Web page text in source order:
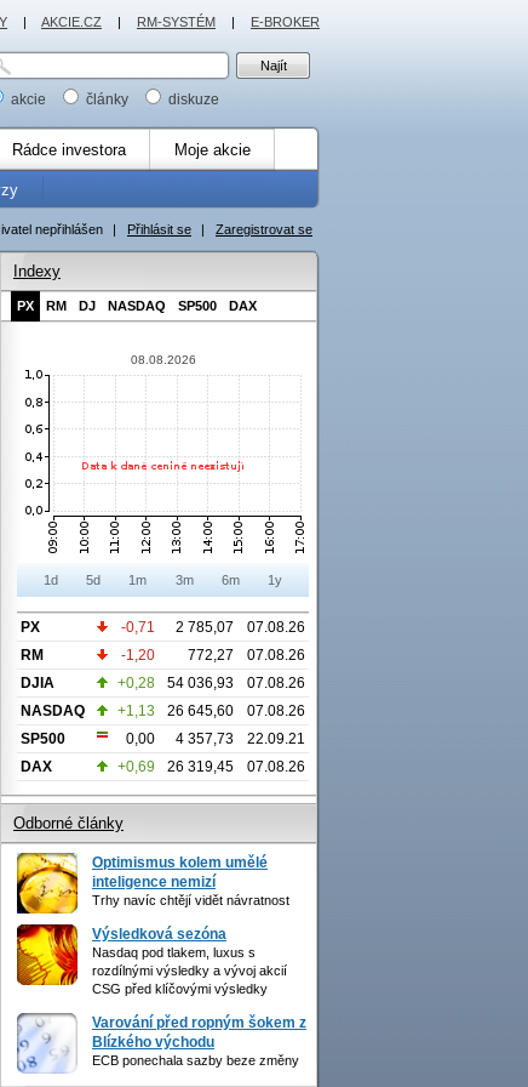
akcie články diskuze
Rádce investora Moje akcie
nepřihlášen | Přihlásit se | Zaregistrovat se
Indexy
PX RM DJ NASDAQ SP500 DAX
08.08.2026
1d 5d 1m 3m 6m 1y
PX -0,71 2 785,07
07.08.26
RM
-1,20 772,27
07.08.26
DJIA
+0,28 54 036,93
07.08.26
NASDAQ
+1,13 26 645,60
07.08.26
SP500
0,00 4 357,73
22.09.21
DAX
+0,69 26 319,45 07.08.26
Odborné články
Optimismus kolem umělé
inteligence nemizí
Trhy navíc chtějí vidět návratnost
Výsledková sezóna
Nasdaq pod tlakem, luxus s
rozdílnými výsledky a vývoj akcií
CSG před klíčovými výsledky
Varování před ropným šokem z
Blízkého východu
ECB ponechala sazby beze změny
| AKCIE.CZ | RM-SYSTÉM | E-BROKER